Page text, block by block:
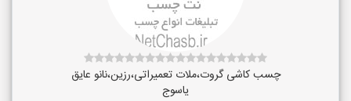
چسب کاشی گروت،ملات تعمیراتی،رزین،نانو عایق
یاسوج